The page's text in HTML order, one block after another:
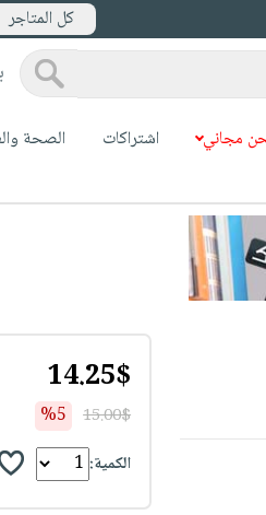
كل المتاجر
مجاني اشتراكات الصحة
14.25$
15.00$
%5
الكمية: